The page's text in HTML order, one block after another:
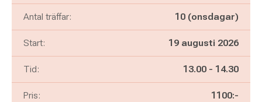
Antal träffar: 10 (onsdagar)
Start: 19 augusti 2026
Tid: Pågår mellan
13.00 - och
14.30
Pris: 1100:-